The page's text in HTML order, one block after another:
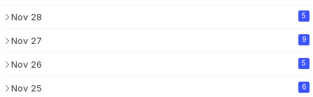
Nov 28 5
Nov 27 9
Nov 26 5
Nov 25 6